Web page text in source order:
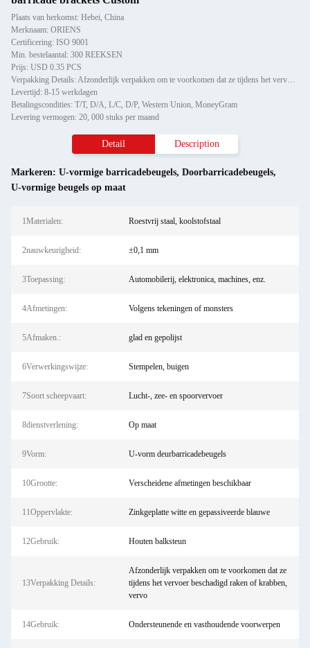
Plaats van herkomst: Hebei, China
Merknaam: ORIENS
Certificering: ISO 9001
Min. bestelaantal: 300 REEKSEN
Prijs: USD 0.35 PCS
Verpakking Details: Afzonderlijk verpakken om te voorkomen dat ze tijdens het vervoer beschadigd raken of krabben, vervo
Levertijd: 8-15 werkdagen
Betalingscondities: T/T, D/A, L/C, D/P, Western Union, MoneyGram
Levering vermogen: 20, 000 stuks per maand
Detail Description
Markeren: U-vormige barricadebeugels, Doorbarricadebeugels,
U-vormige beugels op maat
1Materialen: Roestvrij staal, koolstofstaal
2nauwkeurigheid: ±0,1 mm
3Toepassing: Automobilerij, elektronica, machines, enz.
4Afmetingen: Volgens tekeningen of monsters
5Afmaken.: glad en gepolijst
6Verwerkingswijze: Stempelen, buigen
7Soort scheepvaart: Lucht-, zee- en spoorvervoer
8dienstverlening: Op maat
9Vorm: U-vorm deurbarricadebeugels
10Grootte: Verscheidene afmetingen beschikbaar
11Oppervlakte: Zinkgeplatte witte en gepassiveerde blauwe
12Gebruik: Houten balksteun
13Verpakking Details:
Afzonderlijk verpakken om te voorkomen dat ze
tijdens het vervoer beschadigd raken of krabben,
vervo
14Gebruik: Ondersteunende en vasthoudende voorwerpen